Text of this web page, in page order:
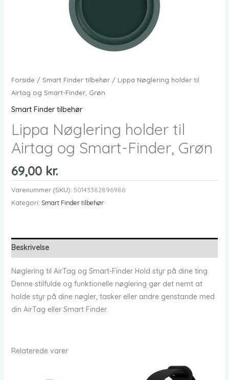
Forside / Smart Finder tilbehør/ Lippa Nøglering holder til
Airtag og Smart-Finder, Grøn
Smart Finder tilbehør
Lippa Nøglering holder til
Airtag og Smart-Finder, Grøn
69,00 kr.
Varenummer (SKU): 50143382896986
Kategori: Smart Finder tilbehør
Beskrivelse
Nøglering til AirTag og Smart-Finder Hold styr på dine ting.
Denne stilfulde og funktionelle nøglering gør det nemt at
holde styr på dine nøgler, tasker eller andre genstande med
din AirTag eller Smart Finder.
Relaterede varer